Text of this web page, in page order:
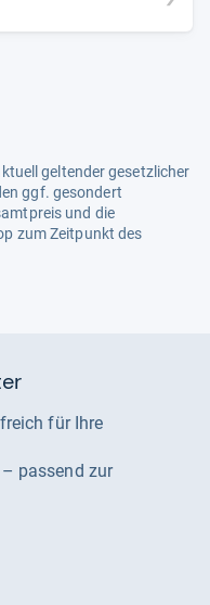
geltender gesetzlicher
ggf. gesondert
und die
zum Zeitpunkt des